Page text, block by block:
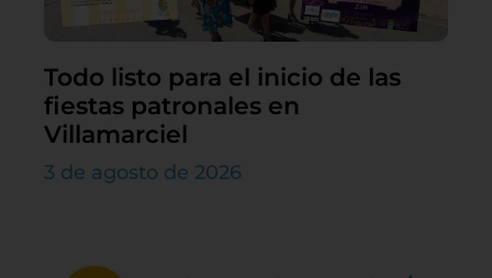
Todo listo para el inicio de las
fiestas patronales en
Villamarciel
3 de agosto de 2026